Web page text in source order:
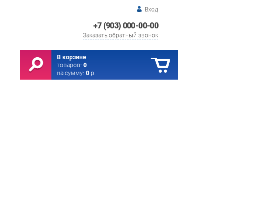
Вход
+7 (903) 000-00-00
Заказать обратный звонок
В корзине
товаров: 0
на сумму: 0 р.